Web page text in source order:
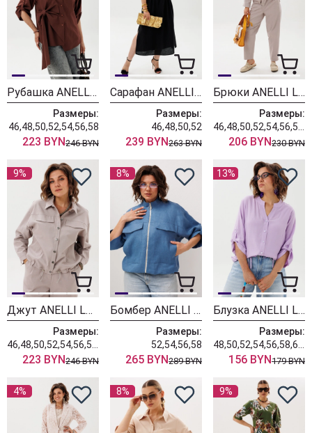
Рубашка ANELLI LAUREL 1862 шоколадный бант
Размеры:
46,48,50,52,54,56,58
223 BYN246 BYN
Сарафан ANELLI LAUREL 1889 черный элегантный
Размеры:
46,48,50,52
239 BYN263 BYN
Брюки ANELLI LAUREL 1853 новый бежевый
Размеры:
206 BYN230 BYN
9%
Джут ANELLI LAUREL 1816 новый бежевый
Размеры:
223 BYN246 BYN
8%
Бомбер ANELLI LAUREL 1845-1 океан
Размеры:
52,54,56,58
265 BYN289 BYN
13%
Блузка ANELLI LAUREL 1861 лавандовый лепесток
Размеры:
156 BYN179 BYN
4% 8% 9%